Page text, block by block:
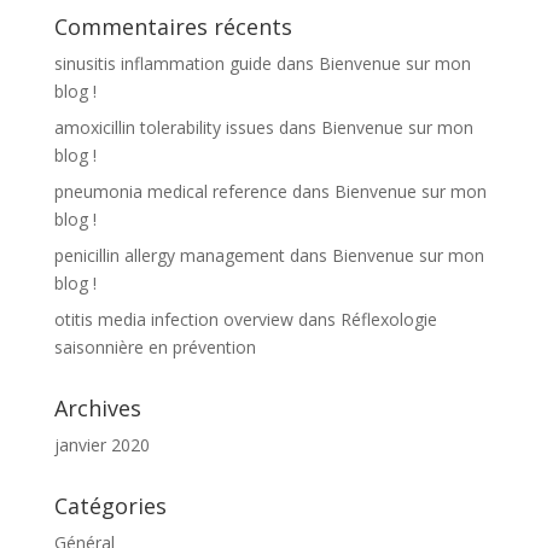
Commentaires récents
sinusitis inflammation guide dans Bienvenue sur mon
blog !
amoxicillin tolerability issues dans Bienvenue sur mon
blog !
pneumonia medical reference dans Bienvenue sur mon
blog !
penicillin allergy managementdans Bienvenue sur mon
blog !
otitis media infection overviewdans Réflexologie
saisonnière en prévention
Archives
janvier 2020
Catégories
Général